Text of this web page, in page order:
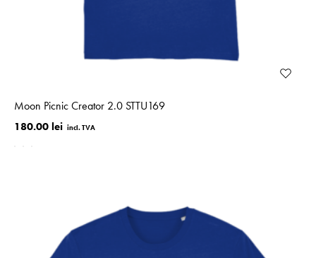
Moon Picnic Creator 2.0 STTU169
180.00 lei